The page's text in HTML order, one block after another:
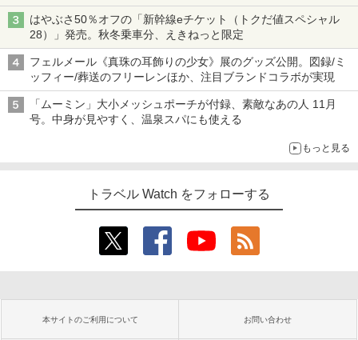
はやぶさ50％オフの「新幹線eチケット（トクだ値スペシャル
28）」発売。秋冬乗車分、えきねっと限定
フェルメール《真珠の耳飾りの少女》展のグッズ公開。図録/ミ
ッフィー/葬送のフリーレンほか、注目ブランドコラボが実現
「ムーミン」大小メッシュポーチが付録、素敵なあの人 11月
号。中身が見やすく、温泉スパにも使える
もっと見る
トラベル Watch をフォローする
本サイトのご利用について お問い合わせ